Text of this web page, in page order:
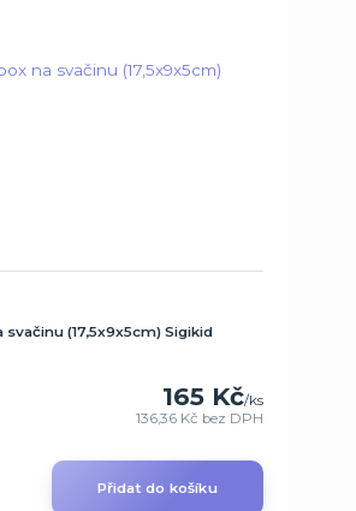
svačinu (17,5x9x5cm) Sigikid
165 Kč/ks
136,36 Kč bez DPH
Přidat do košíku